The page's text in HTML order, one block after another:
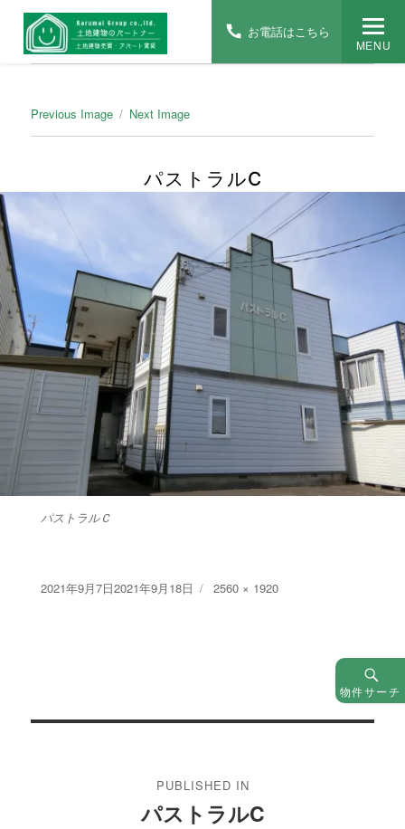
MENU
Previous Image Next Image
パストラルC
パストラルＣ
Posted
2021年9月7日2021年9月18日
Full
2560 × 1920
PUBLISHED IN
パストラルC
物件サーチ
お電話はこちら